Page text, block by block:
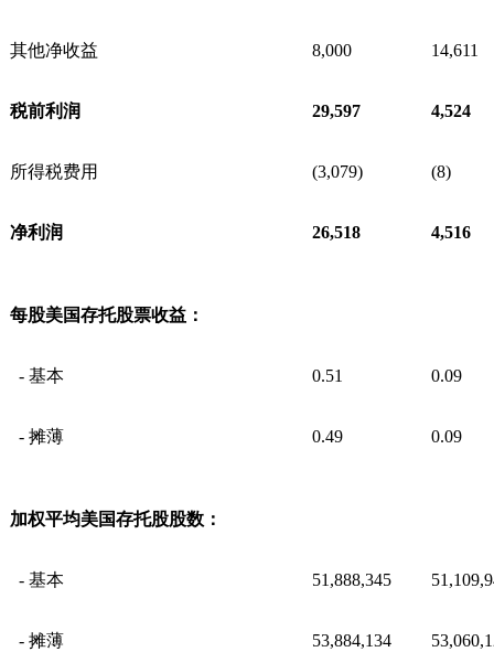
其他净收益 8,000 14,611
税前利润 29,597 4,524
所得税费用 (3,079) (8)
净利润 26,518 4,516
每股美国存托股票收益：
- 基本 0.51 0.09
- 摊薄 0.49 0.09
加权平均美国存托股股数：
- 基本 51,888,345
- 摊薄 53,884,134